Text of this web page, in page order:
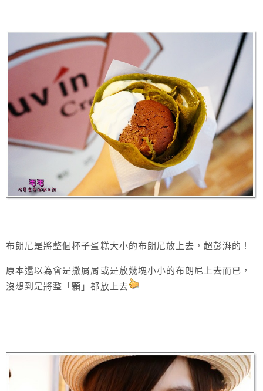
布朗尼是將整個杯子蛋糕大小的布朗尼放上去，超彭湃的 !
原本還以為會是撒屑屑或是放幾塊小小的布朗尼上去而已，
沒想到是將整「顆」都放上去